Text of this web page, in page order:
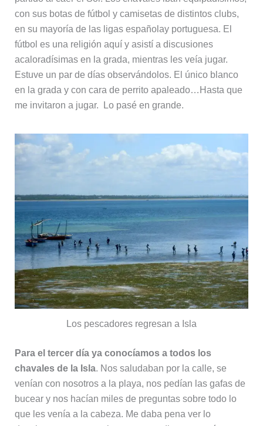
con sus botas de fútbol y camisetas de distintos clubs,
en su mayoría de las ligas españolay portuguesa. El
fútbol es una religión aquí y asistí a discusiones
acaloradísimas en la grada, mientras les veía jugar.
Estuve un par de días observándolos. El único blanco
en la grada y con cara de perrito apaleado…Hasta que
me invitaron a jugar. Lo pasé en grande.
Los pescadores regresan a Isla
Para el tercer día ya conocíamos a todos los
chavales de la Isla. Nos saludaban por la calle, se
venían con nosotros a la playa, nos pedían las gafas de
bucear y nos hacían miles de preguntas sobre todo lo
que les venía a la cabeza. Me daba pena ver lo